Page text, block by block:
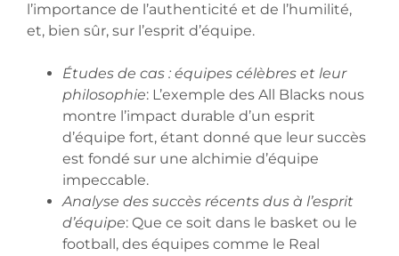
l’importance de l’authenticité et de l’humilité,
et, bien sûr, sur l’esprit d’équipe.
Études de cas : équipes célèbres et leur
philosophie: L’exemple des All Blacks nous
montre l’impact durable d’un esprit
d’équipe fort, étant donné que leur succès
est fondé sur une alchimie d’équipe
impeccable.
Analyse des succès récents dus à l’esprit
d’équipe: Que ce soit dans le basket ou le
football, des équipes comme le Real